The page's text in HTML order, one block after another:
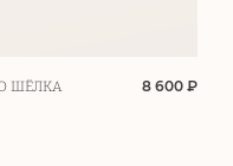
ШЁЛКА
8 600 ₽